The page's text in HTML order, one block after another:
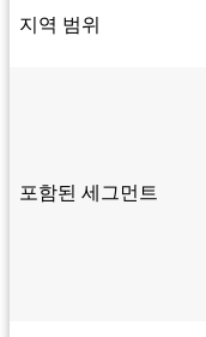
지역 범위
포함된 세그먼트